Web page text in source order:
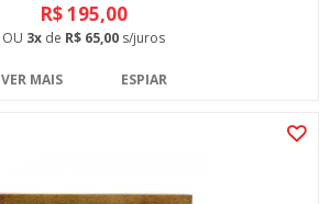
R$ 195,00
OU 3x de R$ 65,00 s/juros
VER MAIS ESPIAR